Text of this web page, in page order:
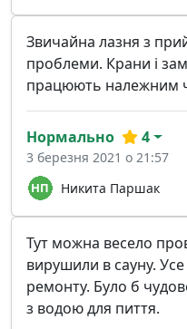
Звичайна лазня з
проблеми. Крани і
працюють належним
Никита Паршак
Нормально 4
3 березня 2021 о 21:57
Тут можна весело
вирушили в сауну. Усе
ремонту. Було б
з водою для пиття.